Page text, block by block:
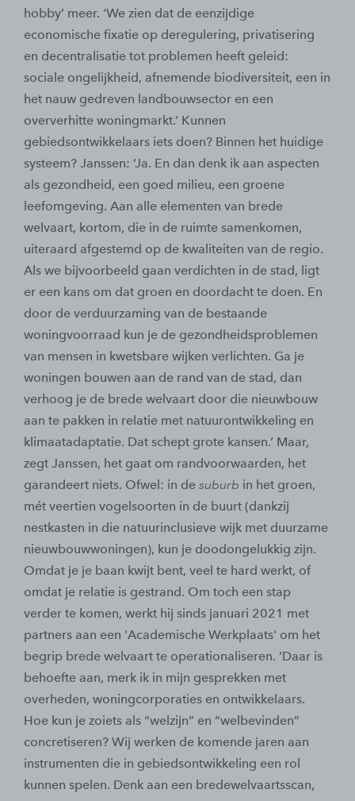
hobby’ meer. ‘We zien dat de eenzijdige
economische fixatie op deregulering, privatisering
en decentralisatie tot problemen heeft geleid:
sociale ongelijkheid, afnemende biodiversiteit, een in
het nauw gedreven landbouwsector en een
oververhitte woningmarkt.’ Kunnen
gebiedsontwikkelaars iets doen? Binnen het huidige
systeem? Janssen: ‘Ja. En dan denk ik aan aspecten
als gezondheid, een goed milieu, een groene
leefomgeving. Aan alle elementen van brede
welvaart, kortom, die in de ruimte samenkomen,
uiteraard afgestemd op de kwaliteiten van de regio.
Als we bijvoorbeeld gaan verdichten in de stad, ligt
er een kans om dat groen en doordacht te doen. En
door de verduurzaming van de bestaande
woningvoorraad kun je de gezondheidsproblemen
van mensen in kwetsbare wijken verlichten. Ga je
woningen bouwen aan de rand van de stad, dan
verhoog je de brede welvaart door die nieuwbouw
aan te pakken in relatie met natuurontwikkeling en
klimaatadaptatie. Dat schept grote kansen.’ Maar,
zegt Janssen, het gaat om randvoorwaarden, het
garandeert niets. Ofwel: in de suburb in het groen,
mét veertien vogelsoorten in de buurt (dankzij
nestkasten in die natuurinclusieve wijk met duurzame
nieuwbouwwoningen), kun je doodongelukkig zijn.
Omdat je je baan kwijt bent, veel te hard werkt, of
omdat je relatie is gestrand. Om toch een stap
verder te komen, werkt hij sinds januari 2021 met
partners aan een 'Academische Werkplaats' om het
begrip brede welvaart te operationaliseren. ‘Daar is
behoefte aan, merk ik in mijn gesprekken met
overheden, woningcorporaties en ontwikkelaars.
Hoe kun je zoiets als “welzijn” en “welbevinden”
concretiseren? Wij werken de komende jaren aan
instrumenten die in gebiedsontwikkeling een rol
kunnen spelen. Denk aan een bredewelvaartsscan,